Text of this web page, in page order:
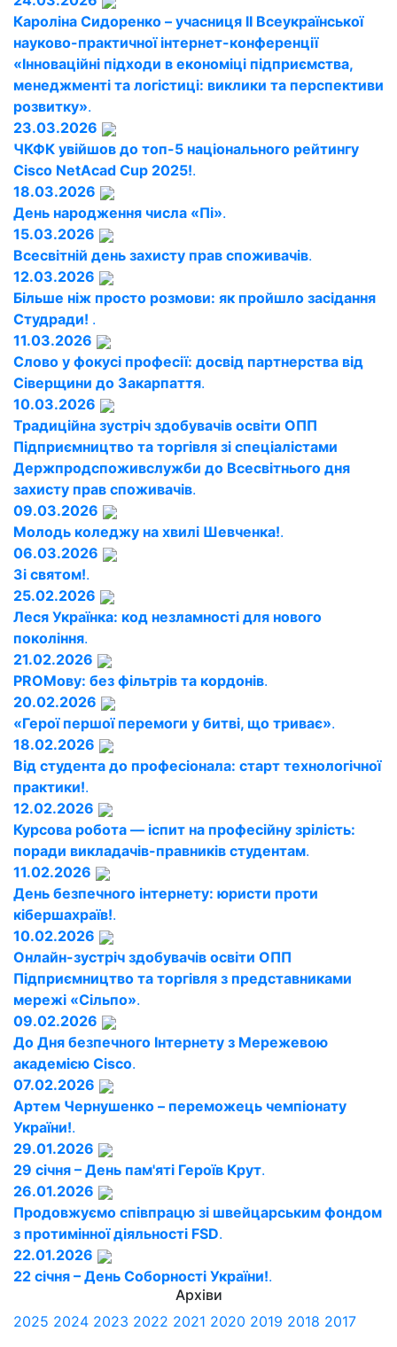
Кароліна Сидоренко – учасниця ІІ Всеукраїнської
науково-практичної інтернет-конференції
«Інноваційні підходи в економіці підприємства,
менеджменті та логістиці: виклики та перспективи
розвитку».
23.03.2026
ЧКФК увійшов до топ-5 національного рейтингу
Cisco NetAcad Cup 2025!.
18.03.2026
День народження числа «Пі».
15.03.2026
Всесвітній день захисту прав споживачів.
12.03.2026
Більше ніж просто розмови: як пройшло засідання
Студради! .
11.03.2026
Слово у фокусі професії: досвід партнерства від
Сіверщини до Закарпаття.
10.03.2026
Традиційна зустріч здобувачів освіти ОПП
Підприємництво та торгівля зі спеціалістами
Держпродспоживслужби до Всесвітнього дня
захисту прав споживачів.
09.03.2026
Молодь коледжу на хвилі Шевченка!.
06.03.2026
Зі святом!.
25.02.2026
Леся Українка: код незламності для нового
покоління.
21.02.2026
PROМову: без фільтрів та кордонів.
20.02.2026
«Герої першої перемоги у битві, що триває».
18.02.2026
Від студента до професіонала: старт технологічної
практики!.
12.02.2026
Курсова робота — іспит на професійну зрілість:
поради викладачів-правників студентам.
11.02.2026
День безпечного інтернету: юристи проти
кібершахраїв!.
10.02.2026
Онлайн-зустріч здобувачів освіти ОПП
Підприємництво та торгівля з представниками
мережі «Сільпо».
09.02.2026
До Дня безпечного Інтернету з Мережевою
академією Cisco.
07.02.2026
Артем Чернушенко – переможець чемпіонату
України!.
29.01.2026
29 січня – День пам'яті Героїв Крут.
26.01.2026
Продовжуємо співпрацю зі швейцарським фондом
з протимінної діяльності FSD.
22.01.2026
22 січня – День Соборності України!.
Архіви
2025 2024 2023 2022 2021 2020 2019 2018 2017